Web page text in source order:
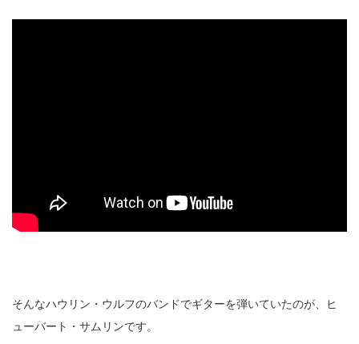
そんなハウリン・ウルフのバンドでギターを弾いていたのが、ヒ
ューバート・サムリンです。